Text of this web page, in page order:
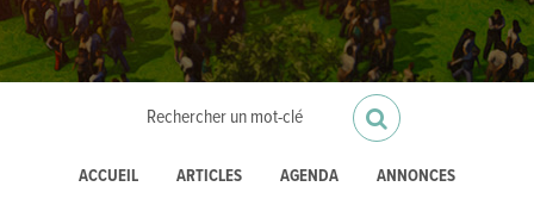
ACCUEIL ARTICLES AGENDA ANNONCES